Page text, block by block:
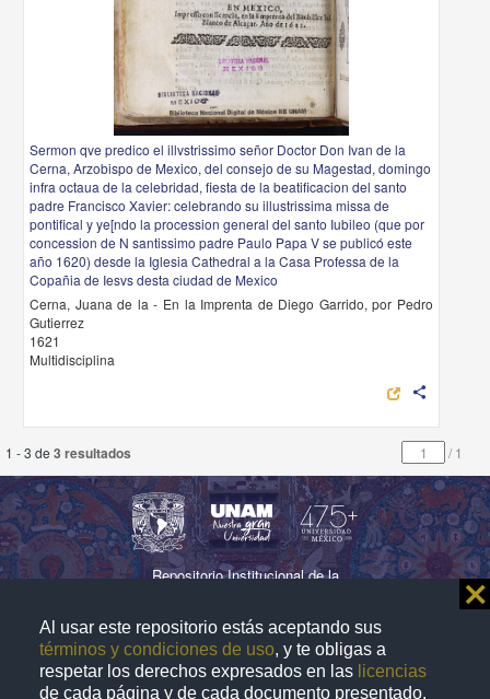
Al usar este repositorio estás aceptando sus
términos y condiciones de uso, y te obligas a
respetar los derechos expresados en las licencias
de cada página y de cada documento presentado.
⨯
Sermon qve predico el illvstrissimo señor Doctor Don Ivan de la
Cerna, Arzobispo de Mexico, del consejo de su Magestad, domingo
infra octaua de la celebridad, fiesta de la beatificacion del santo
padre Francisco Xavier: celebrando su illustrissima missa de
pontifical y ye[ndo la procession general del santo Iubileo (que por
concession de N santissimo padre Paulo Papa V se publicó este
año 1620) desde la Iglesia Cathedral a la Casa Professa de la
Copañia de Iesvs desta ciudad de Mexico
Cerna, Juana de la - En la Imprenta de Diego Garrido, por Pedro
Gutierrez
1621
Multidisciplina
share
1 - 3 de 3 resultados /1
Repositorio Institucional de la
Directorio Contacto Normatividad